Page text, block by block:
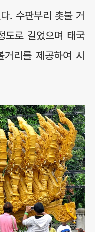
. 수판부리 촛불 거
도로 길었으며 태국
리를 제공하여 시